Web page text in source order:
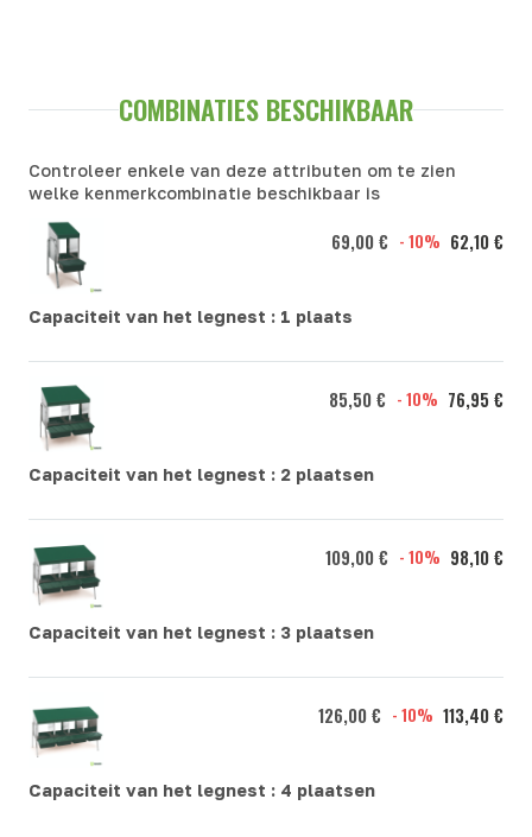
COMBINATIES BESCHIKBAAR
Controleer enkele van deze attributen om te zien
welke kenmerkcombinatie beschikbaar is
Capaciteit van het legnest : 1 plaats
69,00 € - 10% 62,10 €
Capaciteit van het legnest : 2 plaatsen
85,50 € - 10% 76,95 €
Capaciteit van het legnest : 3 plaatsen
109,00 € - 10% 98,10 €
Capaciteit van het legnest : 4 plaatsen
126,00 € - 10% 113,40 €